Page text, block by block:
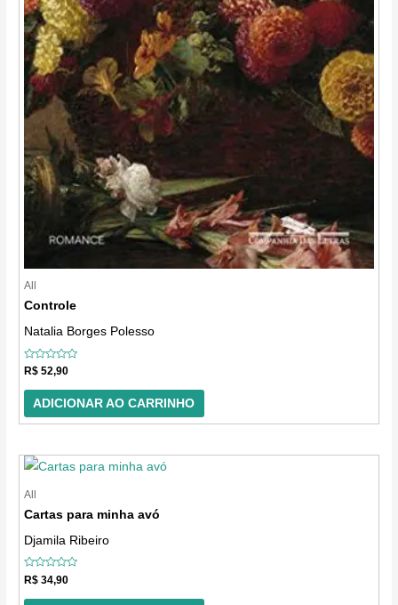
All
Controle
Natalia Borges Polesso
Avaliação
de
R$ 52,90
ADICIONAR AO CARRINHO
All
Cartas para minha avó
Djamila Ribeiro
Avaliação
0
de
R$ 34,90